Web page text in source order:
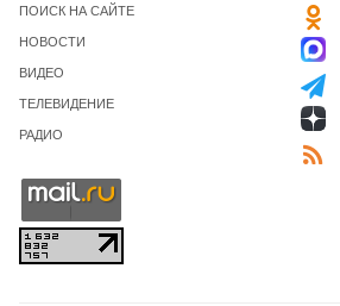
ПОИСК НА САЙТЕ
НОВОСТИ
ВИДЕО
ТЕЛЕВИДЕНИЕ
РАДИО